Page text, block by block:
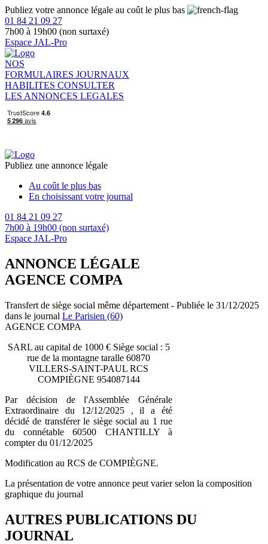
Publiez votre annonce légale au coût le plus bas
01 84 21 09 27
7h00 à 19h00 (non surtaxé)
Espace JAL-Pro
NOS
FORMULAIRES JOURNAUX
HABILITES CONSULTER
LES ANNONCES LEGALES
Publiez une annonce légale
Au coût le plus bas
En choisissant votre journal
01 84 21 09 27
7h00 à 19h00 (non surtaxé)
Espace JAL-Pro
ANNONCE LÉGALE
AGENCE COMPA
Transfert de siège social même département - Publiée le 31/12/2025
dans le journal Le Parisien (60)
AGENCE COMPA
SARL au capital de 1000 € Siège social : 5
rue de la montagne taralle 60870
VILLERS-SAINT-PAUL RCS
COMPIÈGNE 954087144
Par décision de l'Assemblée Générale
Extraordinaire du 12/12/2025 , il a été
décidé de transférer le siège social au 1 rue
du connétable 60500 CHANTILLY à
compter du 01/12/2025
Modification au RCS de COMPIÈGNE.
La présentation de votre annonce peut varier selon la composition
graphique du journal
AUTRES PUBLICATIONS DU
JOURNAL